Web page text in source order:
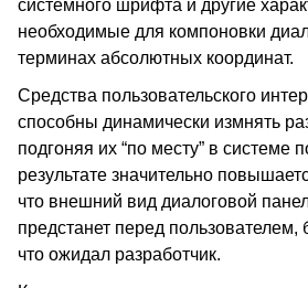
системного шрифта и другие
необходимые для компоновки
терминах абсолютных координат.
Средства пользовательского
способны динамически измнять
подгоняя их “по месту” в системе
результате значительно
что внешний вид диалоговой
предстанет перед пользователем,
что ожидал разработчик.